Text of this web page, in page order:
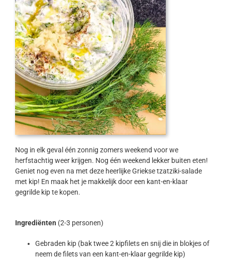
Nog in elk geval één zonnig zomers weekend voor we
herfstachtig weer krijgen. Nog één weekend lekker buiten eten!
Geniet nog even na met deze heerlijke Griekse tzatziki-salade
met kip! En maak het je makkelijk door een kant-en-klaar
gegrilde kip te kopen.
Ingrediënten (2-3 personen)
Gebraden kip (bak twee 2 kipfilets en snij die in blokjes of
neem de filets van een kant-en-klaar gegrilde kip)